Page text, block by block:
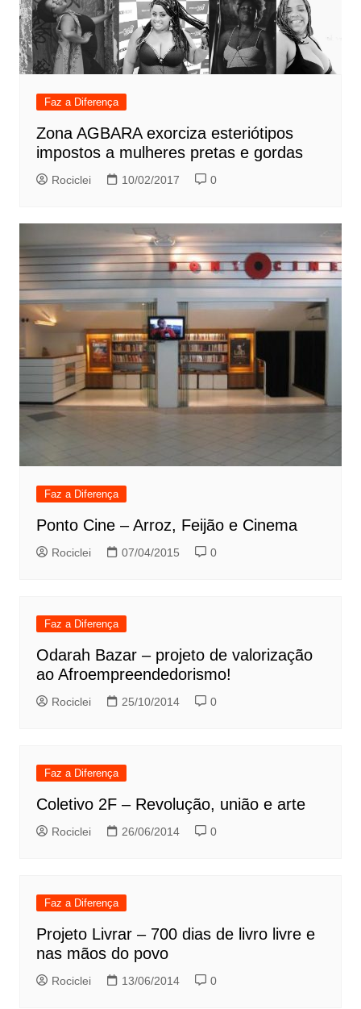
Faz a Diferença
Zona AGBARA exorciza esteriótipos
impostos a mulheres pretas e gordas
Rociclei 10/02/2017 0
Faz a Diferença
Ponto Cine – Arroz, Feijão e Cinema
Rociclei 07/04/2015 0
Faz a Diferença
Odarah Bazar – projeto de valorização
ao Afroempreendedorismo!
Rociclei 25/10/2014 0
Faz a Diferença
Coletivo 2F – Revolução, união e arte
Rociclei 26/06/2014 0
Faz a Diferença
Projeto Livrar – 700 dias de livro livre e
nas mãos do povo
Rociclei 13/06/2014 0